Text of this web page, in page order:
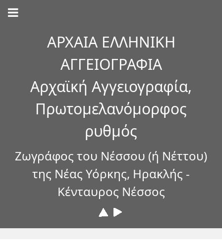
ΑΡΧΑΙΑ ΕΛΛΗΝΙΚΗ
ΑΓΓΕΙΟΓΡΑΦΙΑ
Αρχαϊκή Αγγειογραφία,
Πρωτομελανόμορφος
ρυθμός
Ζωγράφος του Νέσσου (ή Νέττου)
της Νέας Υόρκης, Ηρακλής -
Κένταυρος Νέσσος